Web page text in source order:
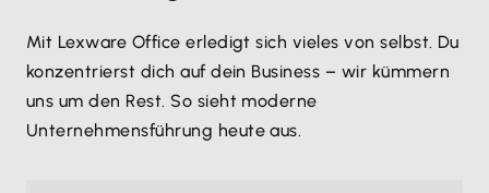
Mit Lexware Office erledigt sich vieles von selbst. Du
konzentrierst dich auf dein Business – wir kümmern
uns um den Rest. So sieht moderne
Unternehmensführung heute aus.